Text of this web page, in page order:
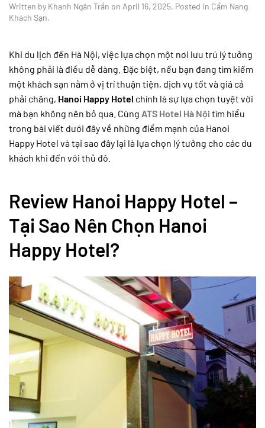
Written by Khanh Ngân Trần on April 16, 2025. Posted in Cẩm Nang
Khách Sạn.
Khi du lịch đến Hà Nội, việc lựa chọn một nơi lưu trú lý tưởng
không phải là điều dễ dàng. Đặc biệt, nếu bạn đang tìm kiếm
một khách sạn nằm ở vị trí thuận tiện, dịch vụ tốt và giá cả
phải chăng, Hanoi Happy Hotel chính là sự lựa chọn tuyệt vời
mà bạn không nên bỏ qua. Cùng ATS Hotel Hà Nội tìm hiểu
trong bài viết dưới đây về những điểm mạnh của Hanoi
Happy Hotel và tại sao đây lại là lựa chọn lý tưởng cho các du
khách khi đến với thủ đô.
Review Hanoi Happy Hotel –
Tại Sao Nên Chọn Hanoi
Happy Hotel?